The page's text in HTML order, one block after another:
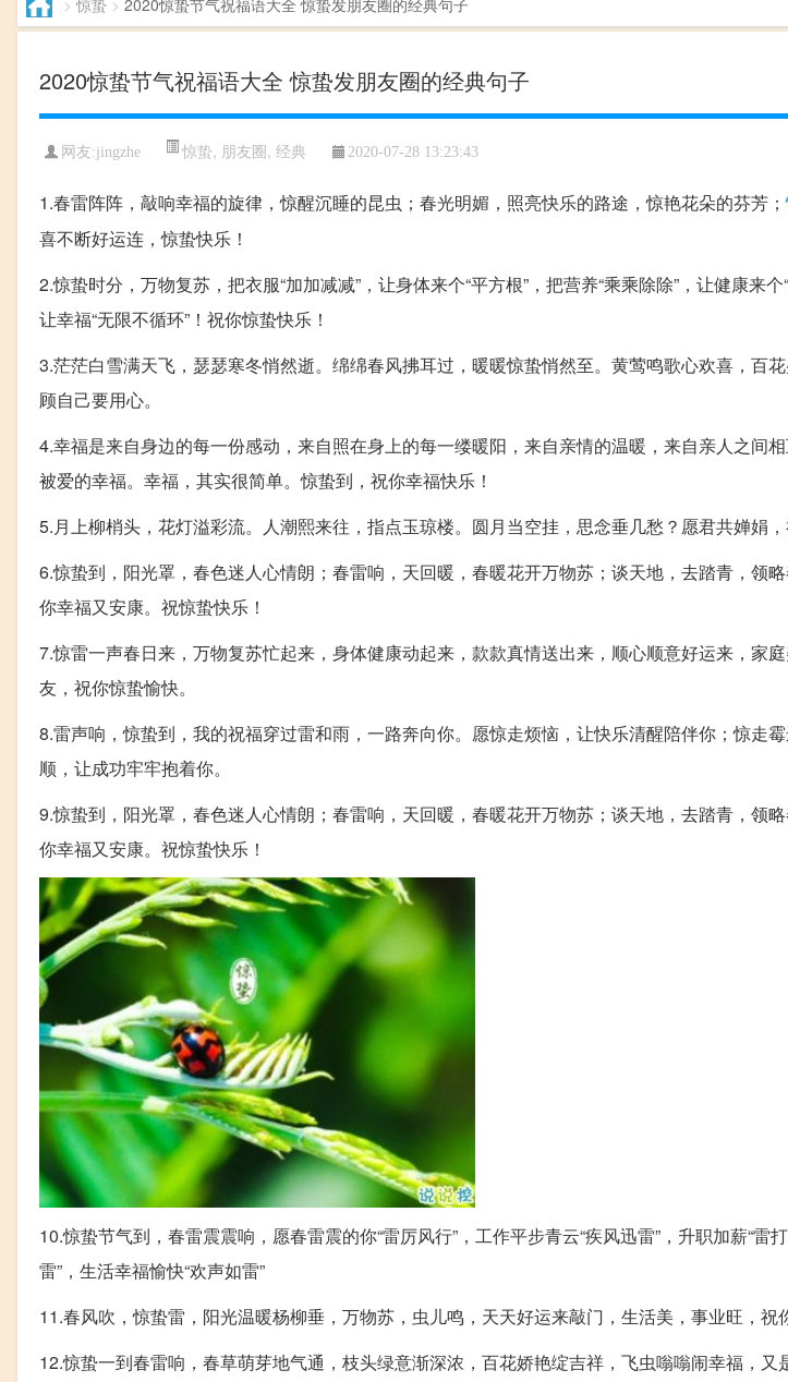
2020惊蛰节气祝福语大全 惊蛰发朋友圈的经典句子
网友:jingzhe 惊蛰, 朋友圈, 经典 2020-07-28 13:23:43
1.春雷阵阵，敲响幸福的旋律，惊醒沉睡的昆虫；春光明媚，照亮快乐的路途，惊艳花朵的芬芳；
喜不断好运连，惊蛰快乐！
2.惊蛰时分，万物复苏，把衣服“加加减减”，让身体来个“平方根”，把营养“乘乘除除”，让健康来个
让幸福“无限不循环”！祝你惊蛰快乐！
3.茫茫白雪满天飞，瑟瑟寒冬悄然逝。绵绵春风拂耳过，暖暖惊蛰悄然至。黄莺鸣歌心欢喜，百
顾自己要用心。
4.幸福是来自身边的每一份感动，来自照在身上的每一缕暖阳，来自亲情的温暖，来自亲人之间
被爱的幸福。幸福，其实很简单。惊蛰到，祝你幸福快乐！
5.月上柳梢头，花灯溢彩流。人潮熙来往，指点玉琼楼。圆月当空挂，思念垂几愁？愿君共婵娟
6.惊蛰到，阳光罩，春色迷人心情朗；春雷响，天回暖，春暖花开万物苏；谈天地，去踏青，领
你幸福又安康。祝惊蛰快乐！
7.惊雷一声春日来，万物复苏忙起来，身体健康动起来，款款真情送出来，顺心顺意好运来，家
友，祝你惊蛰愉快。
8.雷声响，惊蛰到，我的祝福穿过雷和雨，一路奔向你。愿惊走烦恼，让快乐清醒陪伴你；惊走
顺，让成功牢牢抱着你。
9.惊蛰到，阳光罩，春色迷人心情朗；春雷响，天回暖，春暖花开万物苏；谈天地，去踏青，领
你幸福又安康。祝惊蛰快乐！
10.惊蛰节气到，春雷震震响，愿春雷震的你“雷厉风行”，工作平步青云“疾风迅雷”，升职加薪“雷
雷”，生活幸福愉快“欢声如雷”
11.春风吹，惊蛰雷，阳光温暖杨柳垂，万物苏，虫儿鸣，天天好运来敲门，生活美，事业旺，祝
12.惊蛰一到春雷响，春草萌芽地气通，枝头绿意渐深浓，百花娇艳绽吉祥，飞虫嗡嗡闹幸福，